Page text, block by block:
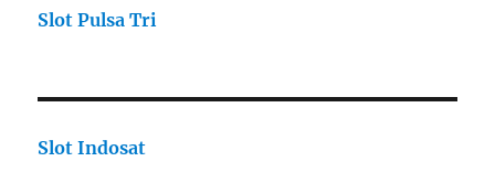
Slot Pulsa Tri
Slot Indosat